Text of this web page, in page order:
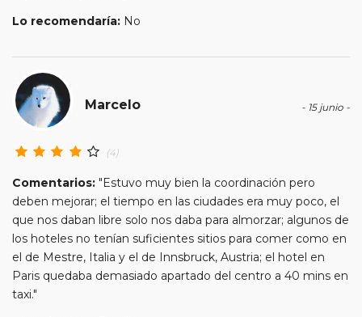
fechas y circuitos ofrecidos. Permitimos, si usted lo
desea, efectuar solo un sector de viaje, pero en estos
casos, el precio por día es el mismo al existente en la
serie clásica (por ello, si desea realizar un sector, le
recomendamos la adquisición de la serie clásica).
Los circuitos de la Serie Turista no tiene incluido el
servicio de maleteros en los hoteles.
La serie Turista no permite viajeros "A Compartir". Los
pasajeros que no viajen acompañados deberán abonar
el precio íntegro de habitación individual.
No cancelamos nunca ninguno de los circuitos de la
Lo recomendaría: No
- 15 junio -
Marcelo
(4)
Comentarios: "Estuvo muy bien la coordinación pero
deben mejorar; el tiempo en las ciudades era muy poco, el
que nos daban libre solo nos daba para almorzar; algunos de
los hoteles no tenían suficientes sitios para comer como en
el de Mestre, Italia y el de Innsbruck, Austria; el hotel en
Paris quedaba demasiado apartado del centro a 40 mins en
taxi."